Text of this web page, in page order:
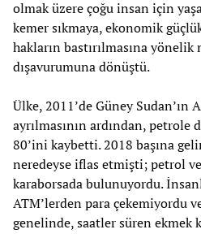
olmak üzere çoğu insan için
kemer sıkmaya, ekonomik
hakların bastırılmasına
dışavurumuna dönüştü.
Ülke, 2011’de Güney Sudan’ın
ayrılmasının ardından,
80’ini kaybetti. 2018 başına
neredeyse iflas etmişti; petrol
karaborsada bulunuyordu.
ATM’lerden para çekemiyordu
genelinde, saatler süren ekmek